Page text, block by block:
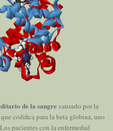
de la sangre causado por la
que codifica para la beta globina, uno
pacientes con la enfermedad